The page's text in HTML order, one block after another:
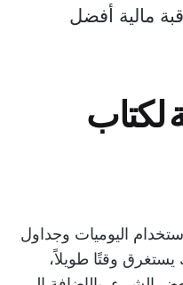
مالية أفضل
لكتاب
اليوميات وجداول
وقتًا طويلاً،